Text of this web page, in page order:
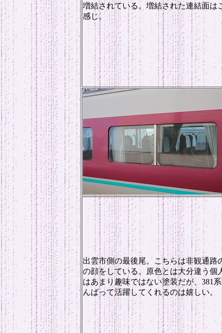
増結されている。増結された連結面は
感じ。
出雲市側の最後尾。こちらは非観通路
の顔をしている。原色とは大分違う個
はあまり趣味ではない塗装だが、381
んばって活躍してくれるのは嬉しい。